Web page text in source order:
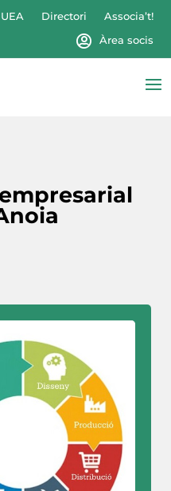
Directori
Associa’t!
Àrea socis